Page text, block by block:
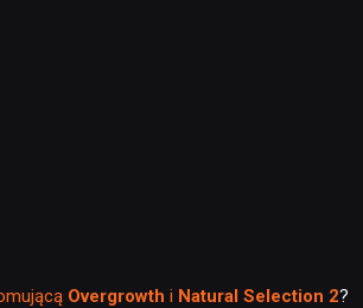
Overgrowth i Natural Selection 2?